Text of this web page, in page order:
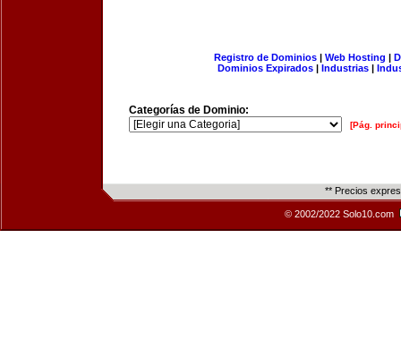
Registro de Dominios| Web Hosting |
Dominios Expirados | Industrias |
Categorías de Dominio:
[Pág.
** Precios
© 2002/2022 Solo10.com